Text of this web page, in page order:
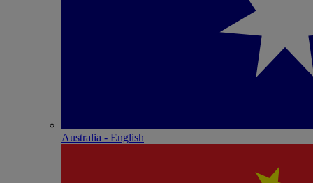
Australia - English